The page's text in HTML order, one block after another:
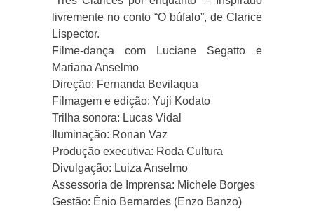
livremente no conto “O búfalo”, de Clarice
Lispector.
Filme-dança com Luciane Segatto e
Mariana Anselmo
Direção: Fernanda Bevilaqua
Filmagem e edição: Yuji Kodato
Trilha sonora: Lucas Vidal
Iluminação: Ronan Vaz
Produção executiva: Roda Cultura
Divulgação: Luiza Anselmo
Assessoria de Imprensa: Michele Borges
Gestão: Ênio Bernardes (Enzo Banzo)